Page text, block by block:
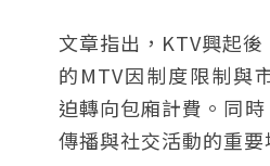
文章指出，KTV興起
的MTV因制度限制與
迫轉向包廂計費。同
傳播與社交活動的重要